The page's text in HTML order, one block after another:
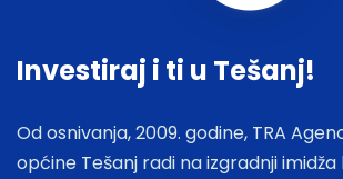
Investiraj i ti u Tešanj!
Od osnivanja, 2009. godine, TRA
općine Tešanj radi na izgradnji